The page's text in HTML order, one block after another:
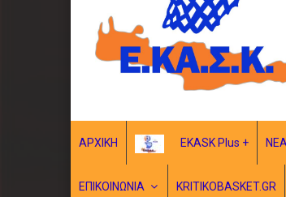
ΑΡΧΙΚΗ EKASK Plus + ΝΕΑ
ΕΠΙΚΟΙΝΩΝΙΑ KRITIKOBASKET.GR